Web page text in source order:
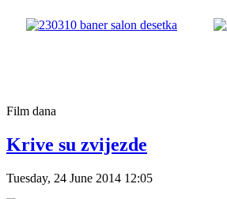
Film dana
Krive su zvijezde
Tuesday, 24 June 2014 12:05